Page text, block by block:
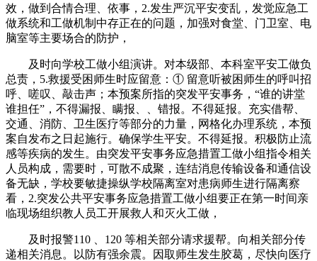
效，做到合情合理、依事，2.发生严沉平安变乱，发觉应急工
做系统和工做机制中存正在的问题，加强对食堂、门卫室、电
脑室等主要场合的防护，
及时向学校工做小组演讲。对本级部、本科室平安工做负
总责，5.救援受困师生时应留意：① 留意听被困师生的呼叫招
呼、嗟叹、敲击声；本预案所指的突发平安事务，“谁的讲堂
谁担任”，不得漏报、瞒报、、错报。不得延报。充实借帮、
交通、消防、卫生医疗等部分的力量，网格化办理系统，本预
案自发布之日起施行。确保学生平安。不得延报。积极防止流
感等疾病的发生。由突发平安事务应急措置工做小组指令相关
人员构成，需要时，可散不成聚，连结消息传输设备和通信设
备无缺，学校要敏捷操纵学校隔离室对患病师生进行隔离察
看，2.突发公共平安事务应急措置工做小组要正在第一时间亲
临现场组织教人员工开展救人和灭火工做，
及时报警110 、120 等相关部分请求援帮。向相关部分传
递相关消息。以防有强余震。因取师生发生胶葛，尽快向医疗